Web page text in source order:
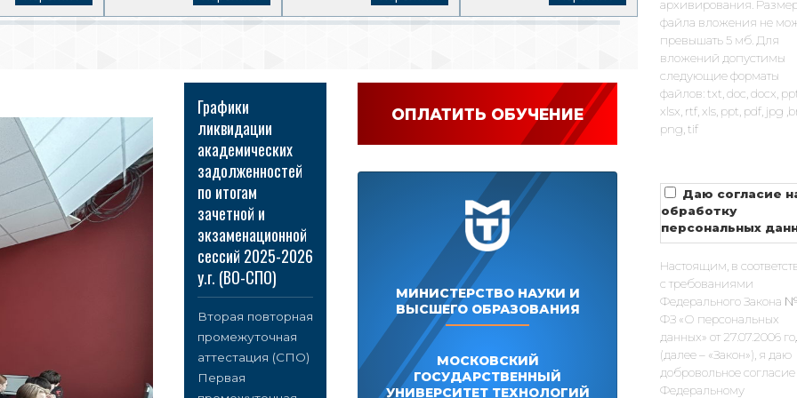
ОПЛАТИТЬ ОБУЧЕНИЕ
МИНИСТЕРСТВО НАУКИ И
ВЫСШЕГО ОБРАЗОВАНИЯ
МОСКОВСКИЙ
ГОСУДАРСТВЕННЫЙ
УНИВЕРСИТЕТ ТЕХНОЛОГИЙ
Графики
ликвидации
академических
задолженностей
по итогам
зачетной и
экзаменационной
сессий 2025-2026
у.г. (ВО-СПО)
Вторая повторная
промежуточная
аттестация (СПО)
Первая
архивирования.
файла вложения не
превышать 5 мб. Для
вложений допустимы
следующие форматы
файлов: txt, doc, docx,
xlsx, rtf, xls, ppt, pdf, jpg
png, tif
Даю согласие
обработку
персональных
Настоящим, в
с требованиями
Федерального Закона
ФЗ «О персональных
данных» от 27.07.2006
(далее – «Закон»), я даю
добровольное согласие
Федеральному